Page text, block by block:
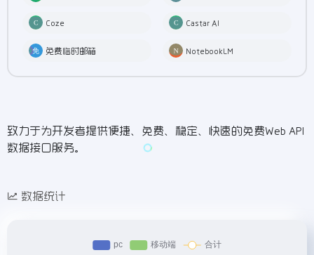
Coze Castar AI
免费临时邮箱 NotebookLM
致力于为开发者提供便捷、免费、稳定、快速的免费Web API
数据接口服务。
数据统计